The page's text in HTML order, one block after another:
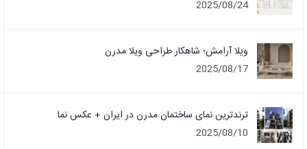
2025/08/24
ویلا آرامش؛ شاهکار طراحی ویلا مدرن
2025/08/17
ترندترین نمای ساختمان مدرن در ایران + عکس نما
2025/08/10